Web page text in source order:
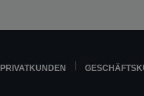
PRIVATKUNDEN